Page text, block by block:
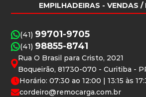
EMPILHADEIRAS - VENDAS /
(41) 99701-9705
(41) 98855-8741
Rua O Brasil para Cristo, 2021
Boqueirão, 81730-070 - Curitiba -
Horário: 07:30 ao 12:00 | 13:15 às
cordeiro@remocarga.com.br